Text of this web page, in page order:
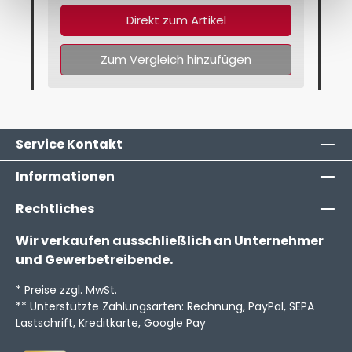
Direkt zum Artikel
Zum Vergleich hinzufügen
Service Kontakt
Informationen
Rechtliches
Wir verkaufen ausschließlich an Unternehmer
und Gewerbetreibende.
* Preise zzgl. MwSt.
** Unterstützte Zahlungsarten: Rechnung, PayPal, SEPA
Lastschrift, Kreditkarte, Google Pay